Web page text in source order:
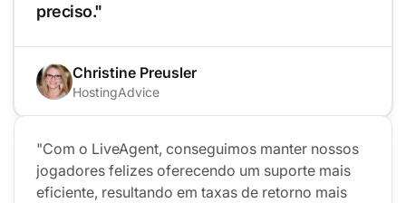
preciso."
Christine Preusler
HostingAdvice
"Com o LiveAgent, conseguimos manter nossos
jogadores felizes oferecendo um suporte mais
eficiente, resultando em taxas de retorno mais